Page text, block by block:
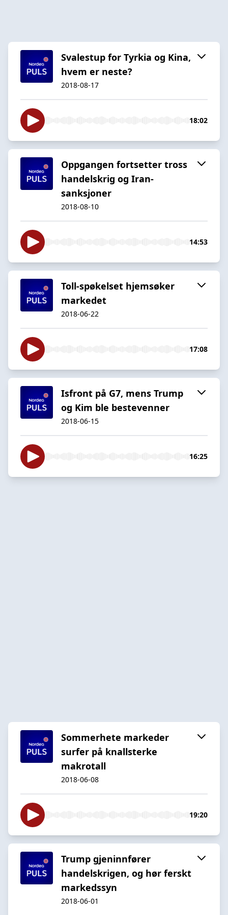
Svalestup for Tyrkia og Kina,
hvem er neste?
2018-08-17
18:02
Oppgangen fortsetter tross
handelskrig og Iran-
sanksjoner
2018-08-10
14:53
Toll-spøkelset hjemsøker
markedet
2018-06-22
17:08
Isfront på G7, mens Trump
og Kim ble bestevenner
2018-06-15
16:25
Sommerhete markeder
surfer på knallsterke
makrotall
2018-06-08
19:20
Trump gjeninnfører
handelskrigen, og hør ferskt
markedssyn
2018-06-01